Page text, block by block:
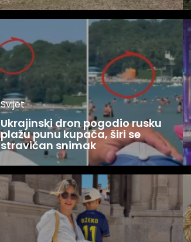
Svijet
Ukrajinski dron pogodio rusku
plažu punu kupača, širi se
stravičan snimak